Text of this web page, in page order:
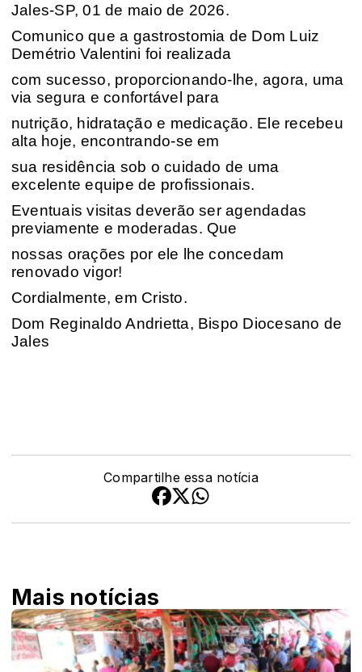
Jales-SP, 01 de maio de 2026.
Comunico que a gastrostomia de Dom Luiz
Demétrio Valentini foi realizada
com sucesso, proporcionando-lhe, agora, uma
via segura e confortável para
nutrição, hidratação e medicação. Ele recebeu
alta hoje, encontrando-se em
sua residência sob o cuidado de uma
excelente equipe de profissionais.
Eventuais visitas deverão ser agendadas
previamente e moderadas. Que
nossas orações por ele lhe concedam
renovado vigor!
Cordialmente, em Cristo.
Dom Reginaldo Andrietta, Bispo Diocesano de
Jales
Compartilhe essa notícia
Mais notícias